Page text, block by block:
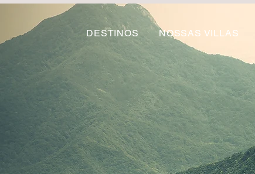
DESTINOS NOSSAS VILLAS